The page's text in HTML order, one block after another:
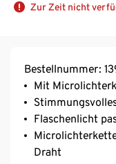
Zur Zeit nicht
Bestellnummer:
Mit
Flaschenlicht
Draht